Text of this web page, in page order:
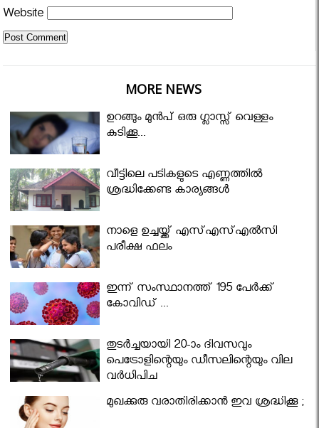
Website
MORE NEWS
ഉറങ്ങും മുന്‍പ് ഒരു ഗ്ലാസ്സ് വെള്ളം
കുടിക്കൂ...
വീട്ടിലെ പടികളുടെ എണ്ണത്തിൽ
ശ്രദ്ധിക്കേണ്ട കാര്യങ്ങൾ
നാളെ ഉച്ചയ്ക്ക് എസ്എസ്എല്‍സി
പരീക്ഷ ഫലം
ഇന്ന് സംസ്ഥാനത്ത് 195 പേര്‍ക്ക്
കോവിഡ് ...
തുടർച്ചയായി 20-ാം ദിവസവും
പെട്രോളിന്റെയും ഡീസലിന്റെയും വില
വര്‍ധിപ്പിച്ചു
മുഖക്കുരു വരാതിരിക്കാന്‍ ഇവ ശ്രദ്ധിക്കൂ ;